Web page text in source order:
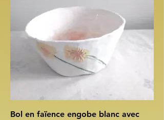
Bol en faïence engobe blanc avec